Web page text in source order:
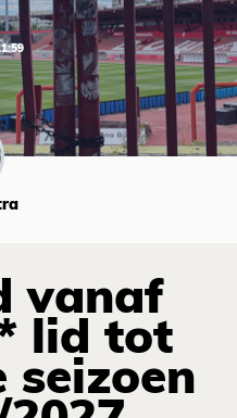
vanaf
lid tot
seizoen